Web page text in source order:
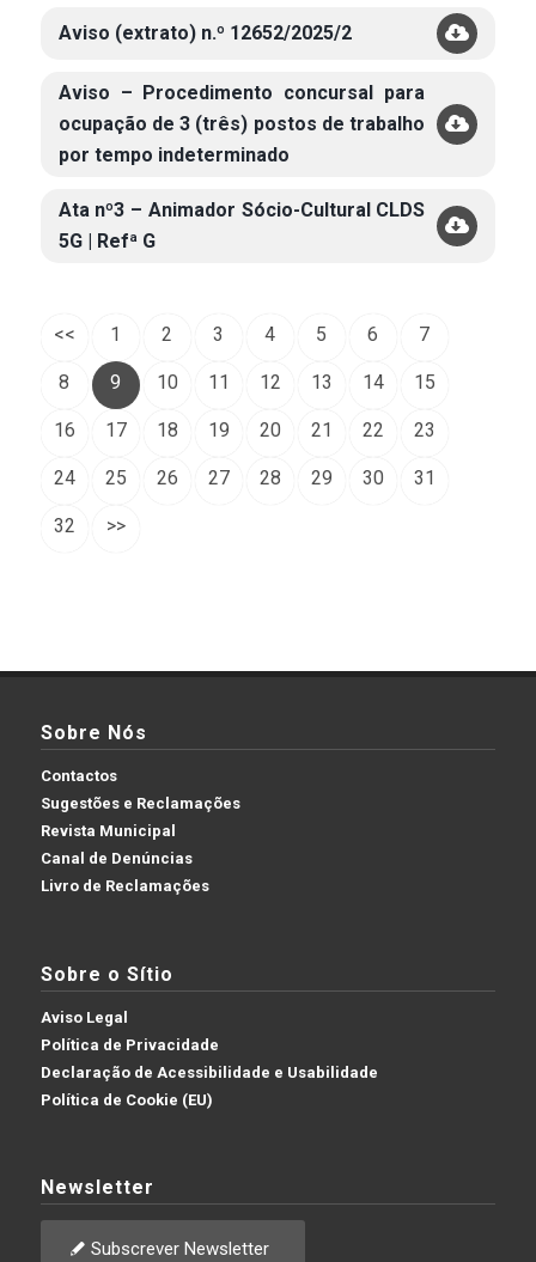
Aviso (extrato) n.º 12652/2025/2
Aviso – Procedimento concursal para
ocupação de 3 (três) postos de trabalho
por tempo indeterminado
Ata nº3 – Animador Sócio-Cultural CLDS
5G | Refª G
<< 1 2 3 4 5 6 7
8 9 10 11 12 13 14 15
16 17 18 19 20 21 22 23
24 25 26 27 28 29 30 31
32 >>
Sobre Nós
Contactos
Sugestões e Reclamações
Revista Municipal
Canal de Denúncias
Livro de Reclamações
Sobre o Sítio
Aviso Legal
Política de Privacidade
Declaração de Acessibilidade e Usabilidade
Política de Cookie (EU)
Newsletter
Subscrever Newsletter